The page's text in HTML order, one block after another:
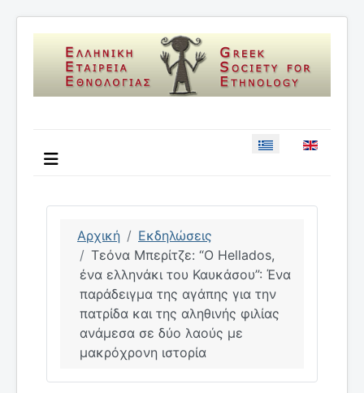
Επιλέξτε τη
Αρχική
Εκδηλώσεις
Τεόνα Μπερίτζε: “O Hellados,
ένα ελληνάκι του Καυκάσου”: Ένα
παράδειγμα της αγάπης για την
πατρίδα και της αληθινής φιλίας
ανάμεσα σε δύο λαούς με
μακρόχρονη ιστορία